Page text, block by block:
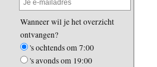
Wanneer wil je het overzicht
ontvangen?
's ochtends om 7:00
's avonds om 19:00